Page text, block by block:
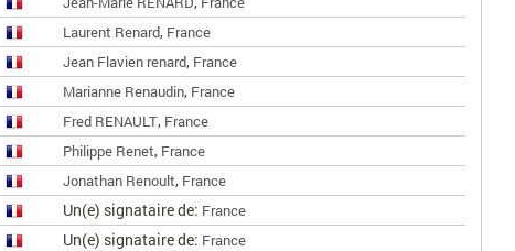
Laurent Renard, France
Jean Flavien renard, France
Marianne Renaudin, France
Fred RENAULT, France
Philippe Renet, France
Jonathan Renoult, France
Un(e) signataire de: France
Un(e) signataire de: France